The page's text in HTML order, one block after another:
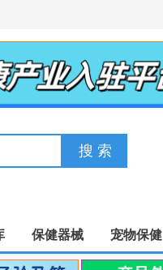
保健器械 宠物保健